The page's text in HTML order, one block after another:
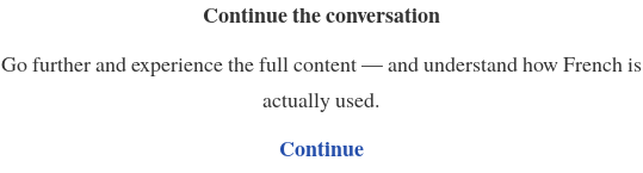
Continue the conversation
Go further and experience the full content — and understand how French is
actually used.
Continue